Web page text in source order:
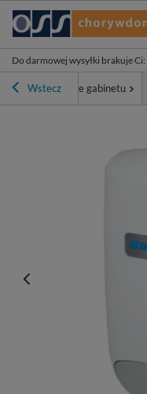
Do darmowej wysyłki brakuje Ci:
Wstecz
Wyposażenie gabinetu